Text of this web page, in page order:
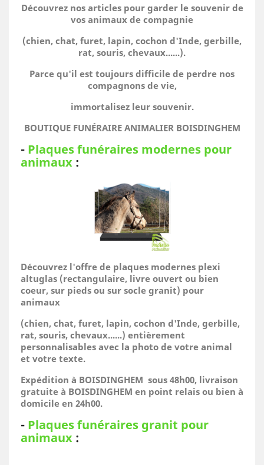
Découvrez nos articles pour garder le souvenir de
vos animaux de compagnie
(chien, chat, furet, lapin, cochon d'Inde, gerbille,
rat, souris, chevaux......).
Parce qu'il est toujours difficile de perdre nos
compagnons de vie,
immortalisez leur souvenir.
BOUTIQUE FUNÉRAIRE ANIMALIER BOISDINGHEM
- Plaques funéraires modernes pour
animaux :
Découvrez l'offre de plaques modernes plexi
altuglas (rectangulaire, livre ouvert ou bien
coeur, sur pieds ou sur socle granit) pour
animaux
(chien, chat, furet, lapin, cochon d'Inde, gerbille,
rat, souris, chevaux......) entièrement
personnalisables avec la photo de votre animal
et votre texte.
Expédition à BOISDINGHEM sous 48h00, livraison
gratuite à BOISDINGHEM en point relais ou bien à
domicile en 24h00.
- Plaques funéraires granit pour
animaux :